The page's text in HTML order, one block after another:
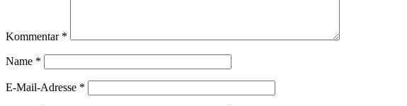
Kommentar *
Name *
E-Mail-Adresse *